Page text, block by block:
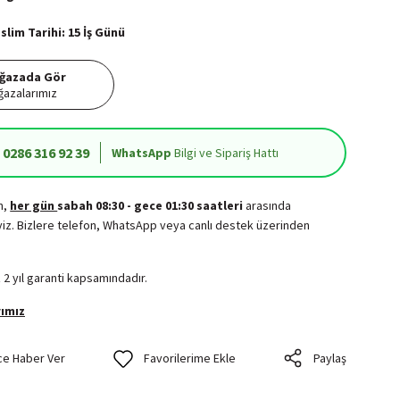
Tarihi: 15 İş Günü
Gör
0286 316 92 39 WhatsApp Bilgi ve Sipariş Hattı
her gün sabah 08:30 - gece 01:30 saatleriarasında
Bizlere telefon, WhatsApp veya canlı destek üzerinden
yıl garanti kapsamındadır.
Haber Ver Paylaş